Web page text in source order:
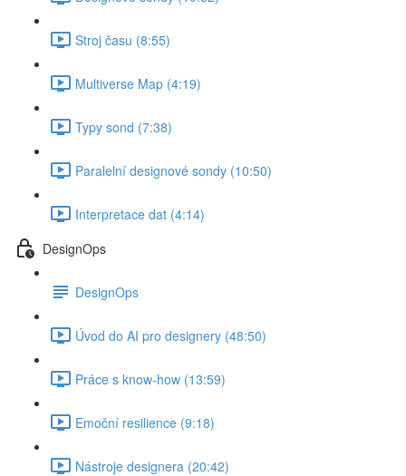
Stroj času (8:55)
Multiverse Map (4:19)
Typy sond (7:38)
Paralelní designové sondy (10:50)
Interpretace dat (4:14)
DesignOps
DesignOps
Úvod do AI pro designery (48:50)
Práce s know-how (13:59)
Emoční resilience (9:18)
Nástroje designera (20:42)